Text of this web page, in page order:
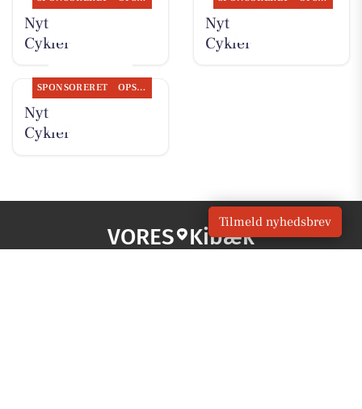
Nyt fra Per P.
Cykler
Nyt fra Per P.
Cykler
SPONSORERET OPSLAGSTAVLEN
Nyt fra Per P.
Cykler
VORES Kibæk
Tilmeld nyhedsbrev